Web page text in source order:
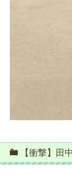
【衝撃】田